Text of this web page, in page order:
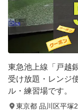
東急池上線「戸越
受け放題・レンジ
ル・練習場です。
東京都 品川区平